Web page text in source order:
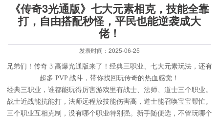
《传奇3光通版》七大元素相克，技能全靠
打，自由搭配秒怪，平民也能逆袭成大
佬！
发表时间：2025-06-25
兄弟们！传奇 3 高爆光通版来了！经典三职业、七大元素玩法，还有
超多 PVP 战斗，带你找回玩传奇的热血感觉！
经典三职业，谁都能玩得厉害游戏里有战士、法师、道士三个职业。
战士近战能抗能打，法师远程放技能伤害高，道士能召唤宝宝帮忙。
三个职业互相克制，没有哪个职业特别强。新手随便选，不管玩哪个